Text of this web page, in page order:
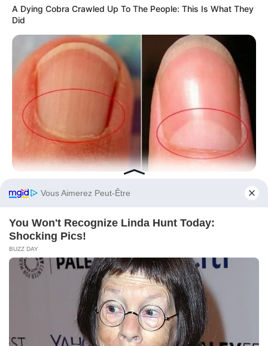
A Dying Cobra Crawled Up To The People: This Is What They
Did
Look At Your Nails: An Important Sign
Before You Go